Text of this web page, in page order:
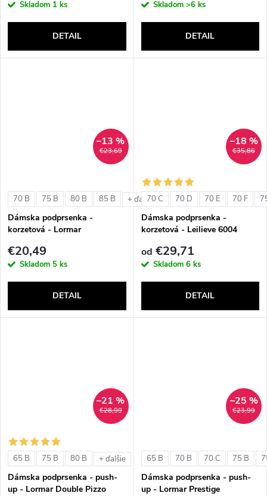
Skladom 1 ks
DETAIL
Skladom >6 ks
DETAIL
€23,69
–13 %
70 B 75 B 80 B 85 B + ďalšie
Dámska podprsenka -
korzetová - Lormar
€20,49
Skladom 5 ks
DETAIL
€35,86
–18 %
70 C 70 D 70 E 70 F
Dámska podprsenka -
korzetová - Leilieve 6004
od €29,71
Skladom 6 ks
DETAIL
€28,99
–21 %
65 B 75 B 80 B + ďalšie
Dámska podprsenka - push-
up - Lormar Double Pizzo
€23,99
–25 %
65 B 70 B 70 C 75 B
Dámska podprsenka - push-
up - Lormar Prestige